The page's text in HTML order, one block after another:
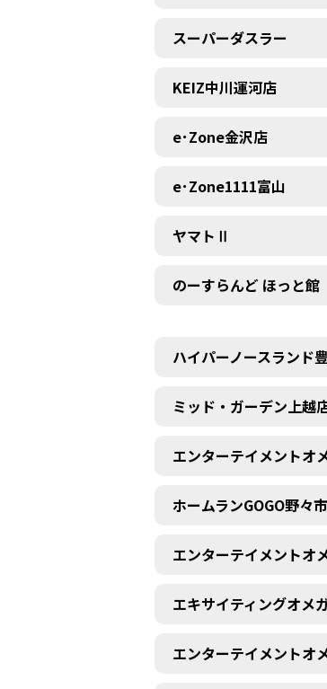
スーパーダスラー
KEIZ中川運河店
e･Zone金沢店
e･Zone1111富山
ヤマトⅡ
のーすらんど ほっと館
ハイパーノースランド
ミッド・ガーデン上越
エンターテイメントオ
ホームランGOGO野々
エンターテイメントオ
エキサイティングオメ
エンターテイメントオ